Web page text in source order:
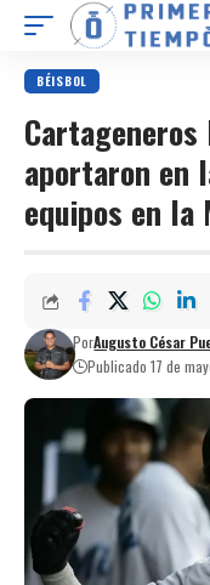
BÉISBOL
aportaron en
equipos en la
PorAugusto César
Publicado 17 de